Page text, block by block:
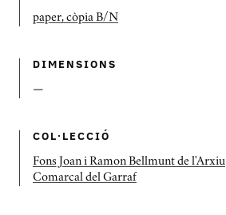
paper, còpia B/N
DIMENSIONS
—
COL·LECCIÓ
Fons Joan i Ramon Bellmunt de l'Arxiu
Comarcal del Garraf